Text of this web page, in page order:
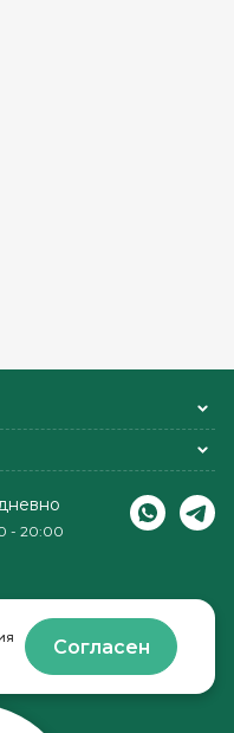
- 20:00
Согласен